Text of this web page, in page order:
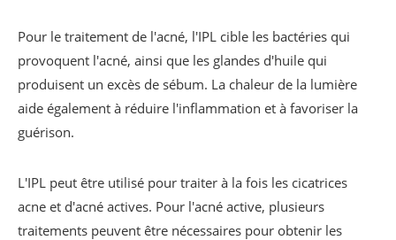
Pour le traitement de l'acné, l'IPL cible les bactéries qui
provoquent l'acné, ainsi que les glandes d'huile qui
produisent un excès de sébum. La chaleur de la lumière
aide également à réduire l'inflammation et à favoriser la
guérison.
L'IPL peut être utilisé pour traiter à la fois les cicatrices
acne et d'acné actives. Pour l'acné active, plusieurs
traitements peuvent être nécessaires pour obtenir les